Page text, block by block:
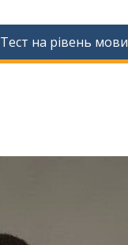
Тест на рівень мови